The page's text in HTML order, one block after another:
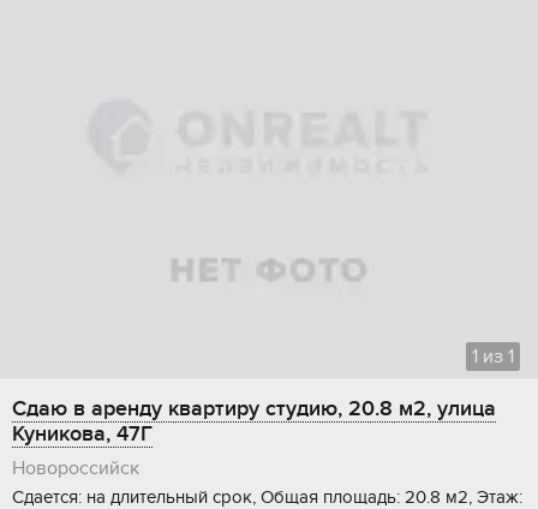
1 из 1
Сдаю в аренду квартиру студию, 20.8 м2, улица
Куникова, 47Г
Новороссийск
Сдается: на длительный срок, Общая площадь: 20.8 м2, Этаж: